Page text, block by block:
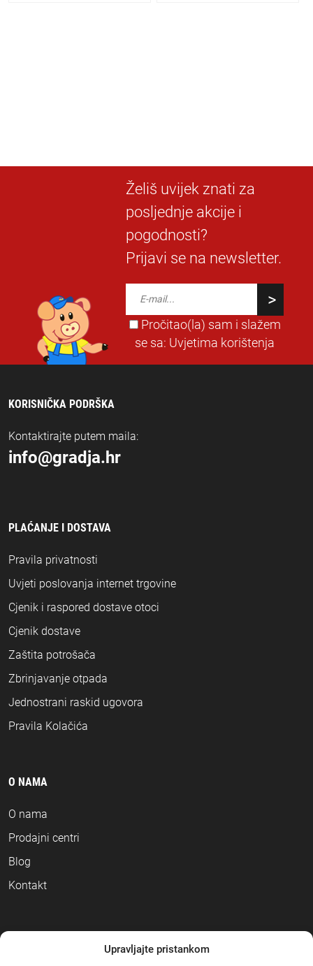
Upravljajte pristankom
Želiš uvijek znati za
posljednje akcije i
pogodnosti?
Prijavi se na newsletter.
Pročitao(la) sam i slažem
se sa: Uvjetima korištenja
KORISNIČKA PODRŠKA
Kontaktirajte putem maila:
info@gradja.hr
PLAĆANJE I DOSTAVA
Pravila privatnosti
Uvjeti poslovanja internet trgovine
Cjenik i raspored dostave otoci
Cjenik dostave
Zaštita potrošača
Zbrinjavanje otpada
Jednostrani raskid ugovora
Pravila Kolačića
O NAMA
O nama
Prodajni centri
Blog
Kontakt